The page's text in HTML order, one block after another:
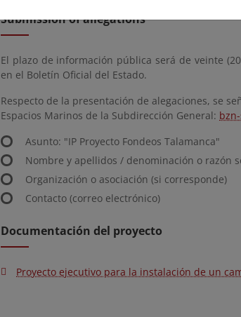
Submission of allegations
El plazo de información pública será de veinte
en el Boletín Oficial del Estado.
Respecto de la presentación de alegaciones, se
Espacios Marinos de la Subdirección General:
Asunto: "IP Proyecto Fondeos Talamanca"
Nombre y apellidos / denominación o razón
Organización o asociación (si corresponde)
Contacto (correo electrónico)
Documentación del proyecto
Proyecto ejecutivo para la instalación de un